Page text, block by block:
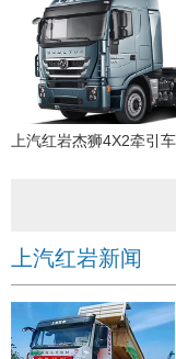
上汽红岩杰狮4X2牵引车
上汽红岩新闻